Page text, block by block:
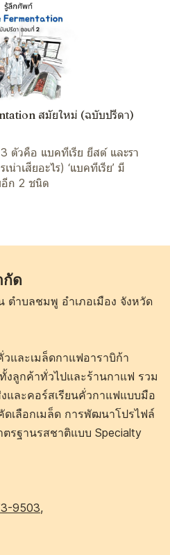
สมัยใหม่ (ฉบับปรีดา)
ตัวคือ แบคทีเรีย ยีสต์ และรา
าเสียอะไร) ‘แบคทีเรีย’ มี
อีก 2 ชนิด
กัด
ำบลชมพู อำเภอเมือง จังหวัด
และเมล็ดกาแฟอาราบิก้า
ลูกค้าทั่วไปและร้านกาแฟ รวม
และคอร์สเรียนคั่วกาแฟแบบมือ
เลือกเมล็ด การพัฒนาโปรไฟล์
รฐานรสชาติแบบ Specialty
9503,